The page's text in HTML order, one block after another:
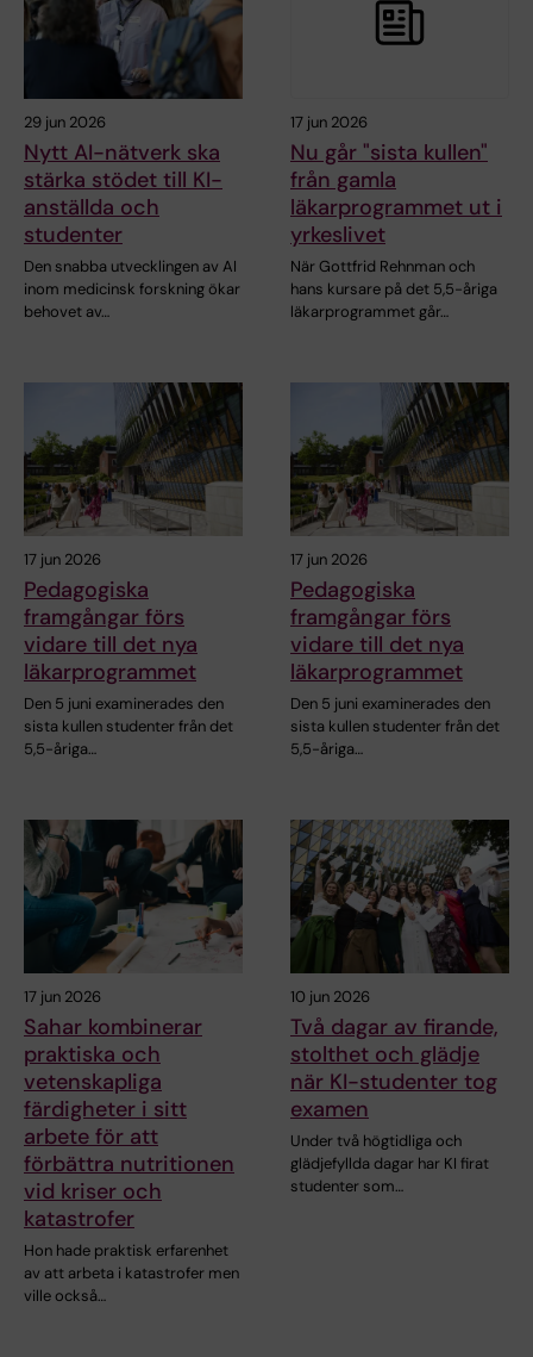
29 jun 2026
Nytt AI-nätverk ska
stärka stödet till KI-
anställda och
studenter
Den snabba utvecklingen av AI
inom medicinsk forskning ökar
behovet av…
17 jun 2026
Nu går "sista kullen"
från gamla
läkarprogrammet ut i
yrkeslivet
När Gottfrid Rehnman och
hans kursare på det 5,5-åriga
läkarprogrammet går…
17 jun 2026
Pedagogiska
framgångar förs
vidare till det nya
läkarprogrammet
Den 5 juni examinerades den
sista kullen studenter från det
5,5-åriga…
17 jun 2026
Pedagogiska
framgångar förs
vidare till det nya
läkarprogrammet
Den 5 juni examinerades den
sista kullen studenter från det
5,5-åriga…
17 jun 2026
Sahar kombinerar
praktiska och
vetenskapliga
färdigheter i sitt
arbete för att
förbättra nutritionen
vid kriser och
katastrofer
Hon hade praktisk erfarenhet
av att arbeta i katastrofer men
ville också…
10 jun 2026
Två dagar av firande,
stolthet och glädje
när KI-studenter tog
examen
Under två högtidliga och
glädjefyllda dagar har KI firat
studenter som…